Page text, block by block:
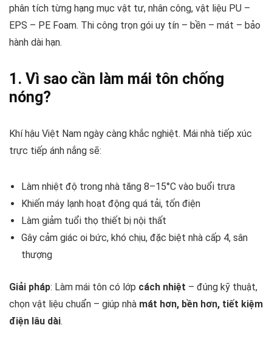
phân tích từng hạng mục vật tư, nhân công, vật liệu PU –
EPS – PE Foam. Thi công trọn gói uy tín – bền – mát – bảo
hành dài hạn.
1. Vì sao cần làm mái tôn chống
nóng?
Khí hậu Việt Nam ngày càng khắc nghiệt. Mái nhà tiếp xúc
trực tiếp ánh nắng sẽ:
Làm nhiệt độ trong nhà tăng 8–15°C vào buổi trưa
Khiến máy lạnh hoạt động quá tải, tốn điện
Làm giảm tuổi thọ thiết bị nội thất
Gây cảm giác oi bức, khó chịu, đặc biệt nhà cấp 4, sân
thượng
Giải pháp: Làm mái tôn có lớp cách nhiệt – đúng kỹ thuật,
chọn vật liệu chuẩn – giúp nhà mát hơn, bền hơn, tiết kiệm
điện lâu dài.